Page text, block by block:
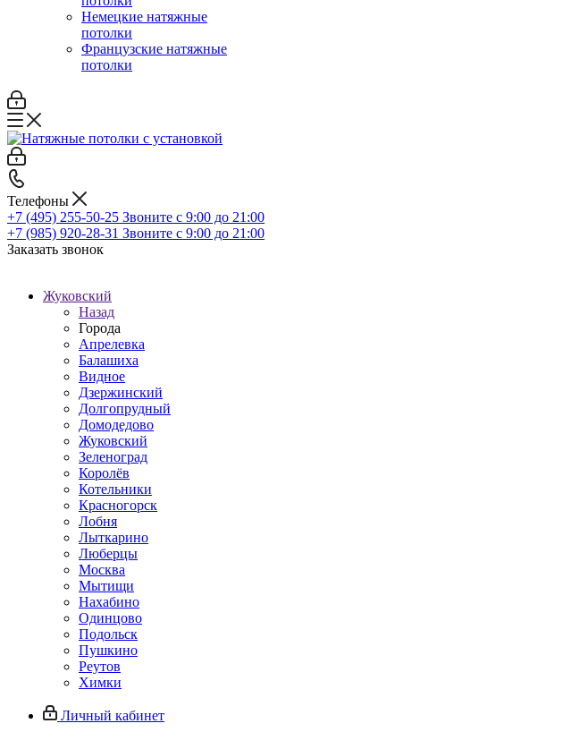
Немецкие натяжные
потолки
Французские натяжные
потолки
Телефоны
+7 (495) 255-50-25 Звоните с 9:00 до 21:00
+7 (985) 920-28-31 Звоните с 9:00 до 21:00
Заказать звонок
Жуковский
Назад
Города
Апрелевка
Балашиха
Видное
Дзержинский
Долгопрудный
Домодедово
Жуковский
Зеленоград
Королёв
Котельники
Красногорск
Лобня
Лыткарино
Люберцы
Москва
Мытищи
Нахабино
Одинцово
Подольск
Пушкино
Реутов
Химки
Личный кабинет